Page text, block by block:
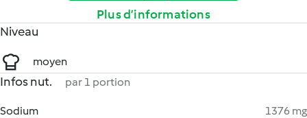
Plus d’informations
Niveau
moyen
Infos nut. par 1 portion
Sodium
1376 mg